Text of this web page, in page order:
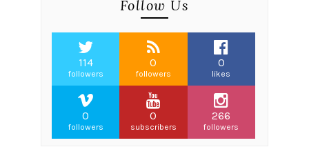
Follow Us
114
followers
0
followers
0
likes
0
followers
0
subscribers
266
followers